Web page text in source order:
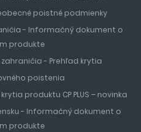
poistné podmienky
- Informačný dokument o
produkte
- Prehľad krytia
poistenia
produktu CP PLUS – novinka
- Informačný dokument o
produkte